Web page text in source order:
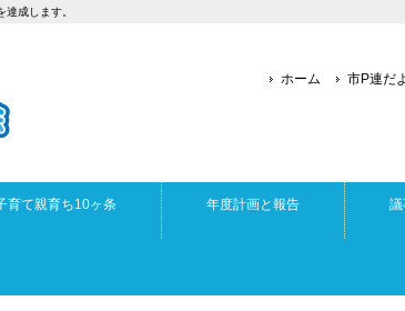
成します。
ホーム 市P連だ
育て親育ち10ヶ条 年度計画と報告 議